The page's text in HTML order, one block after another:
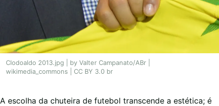
Clodoaldo 2013.jpg | by Valter Campanato/ABr |
wikimedia_commons | CC BY 3.0 br
A escolha da chuteira de futebol transcende a estética; é